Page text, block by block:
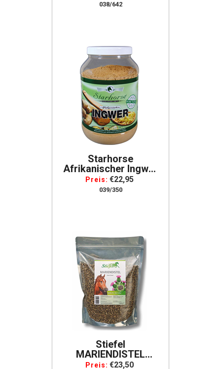
038/642
Starhorse
Afrikanischer Ingwer
900g Für Pferde
Preis: €22,95
039/350
Stiefel
MARIENDISTEL
Kräuter Für Pferde
Preis: €23,50